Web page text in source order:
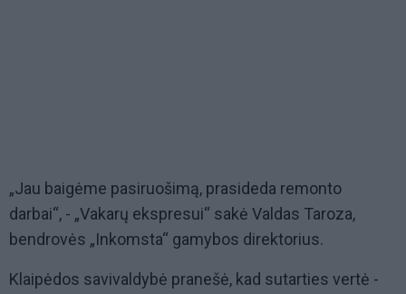
„Jau baigėme pasiruošimą, prasideda remonto
darbai“, - „Vakarų ekspresui“ sakė Valdas Taroza,
bendrovės „Inkomsta“ gamybos direktorius.
Klaipėdos savivaldybė pranešė, kad sutarties vertė -